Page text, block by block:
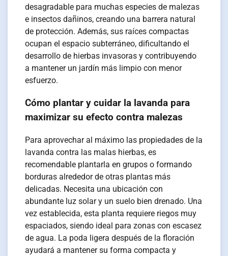
desagradable para muchas especies de malezas
e insectos dañinos, creando una barrera natural
de protección. Además, sus raíces compactas
ocupan el espacio subterráneo, dificultando el
desarrollo de hierbas invasoras y contribuyendo
a mantener un jardín más limpio con menor
esfuerzo.
Cómo plantar y cuidar la lavanda para
maximizar su efecto contra malezas
Para aprovechar al máximo las propiedades de la
lavanda contra las malas hierbas, es
recomendable plantarla en grupos o formando
borduras alrededor de otras plantas más
delicadas. Necesita una ubicación con
abundante luz solar y un suelo bien drenado. Una
vez establecida, esta planta requiere riegos muy
espaciados, siendo ideal para zonas con escasez
de agua. La poda ligera después de la floración
ayudará a mantener su forma compacta y